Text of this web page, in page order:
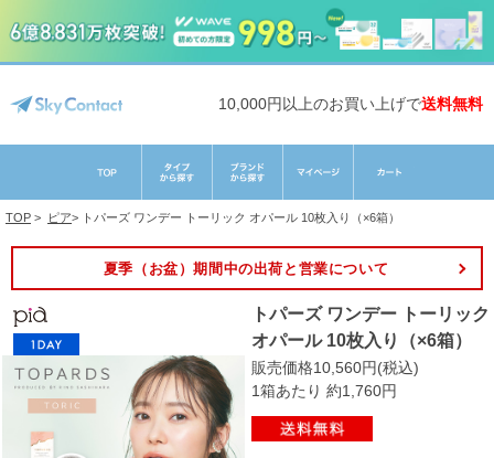
10,000円以上のお買い上げで送料無料
TOP > ピア> トパーズ ワンデー トーリック オパール 10枚入り（×6箱）
夏季（お盆）期間中の出荷と営業について
トパーズ ワンデー トーリック
オパール 10枚入り（×6箱）
販売価格10,560円(税込)
1箱あたり 約1,760円